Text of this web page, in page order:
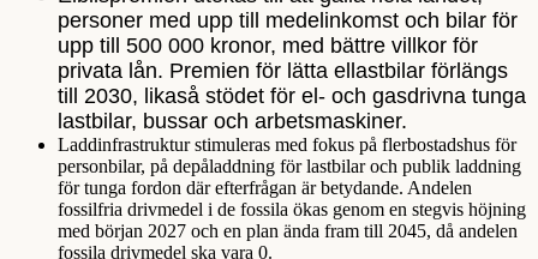
personer med upp till medelinkomst och bilar för
upp till 500 000 kronor, med bättre villkor för
privata lån. Premien för lätta ellastbilar förlängs
till 2030, likaså stödet för el- och gasdrivna tunga
lastbilar, bussar och arbetsmaskiner.
Laddinfrastruktur stimuleras med fokus på flerbostadshus för
personbilar, på depåladdning för lastbilar och publik laddning
för tunga fordon där efterfrågan är betydande. Andelen
fossilfria drivmedel i de fossila ökas genom en stegvis höjning
med början 2027 och en plan ända fram till 2045, då andelen
fossila drivmedel ska vara 0.